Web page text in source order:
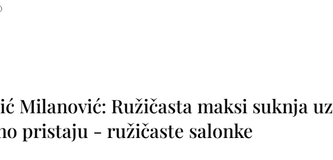
Milanović: Ružičasta maksi suknja uz
pristaju - ružičaste salonke